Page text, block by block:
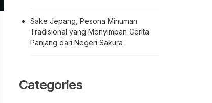
Sake Jepang, Pesona Minuman
Tradisional yang Menyimpan Cerita
Panjang dari Negeri Sakura
Categories